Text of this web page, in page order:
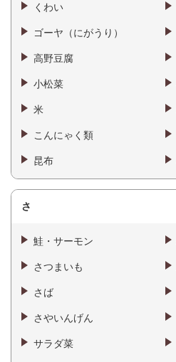
くわい
ゴーヤ（にがうり）
高野豆腐
小松菜
米
こんにゃく類
昆布
さ
鮭・サーモン
さつまいも
さば
さやいんげん
サラダ菜